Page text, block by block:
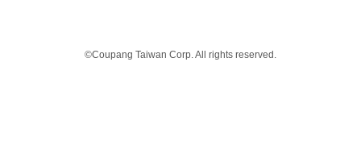
©Coupang Taiwan Corp. All rights reserved.